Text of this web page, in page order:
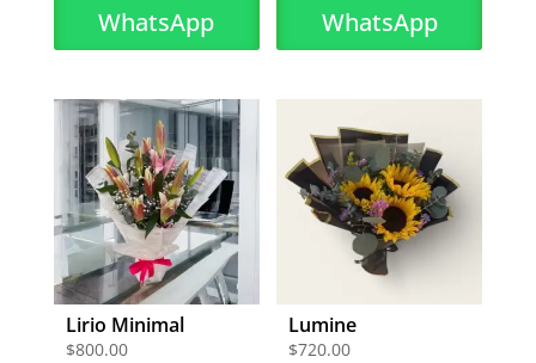
WhatsApp
WhatsApp
Lirio Minimal
$800.00
Lumine
$720.00